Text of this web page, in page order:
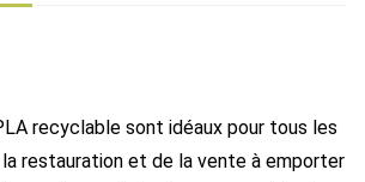
recyclable sont idéaux pour tous les
restauration et de la vente à emporter